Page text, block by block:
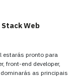
Web
estarás pronto para
front-end developer,
dominarás as principais